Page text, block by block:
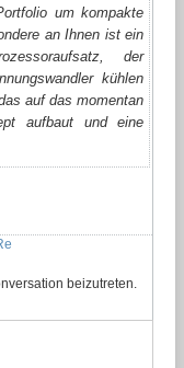
um kompakte
an Ihnen ist ein
der
kühlen
auf das momentan
aufbaut und eine
beizutreten.